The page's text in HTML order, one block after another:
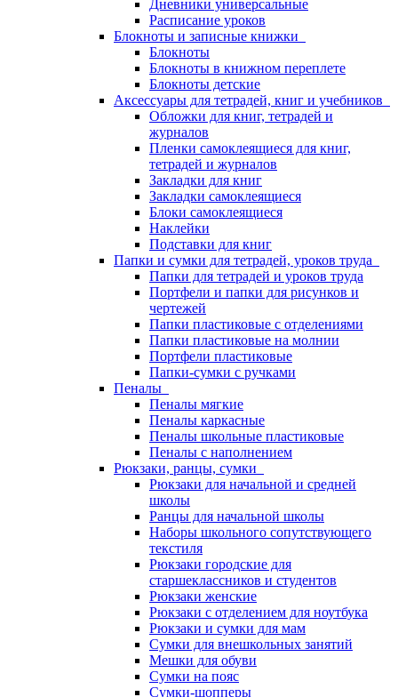
Дневники универсальные
Расписание уроков
Блокноты и записные книжки
Блокноты
Блокноты в книжном переплете
Блокноты детские
Аксессуары для тетрадей, книг и учебников
Обложки для книг, тетрадей и
журналов
Пленки самоклеящиеся для книг,
тетрадей и журналов
Закладки для книг
Закладки самоклеящиеся
Блоки самоклеящиеся
Наклейки
Подставки для книг
Папки и сумки для тетрадей, уроков труда
Папки для тетрадей и уроков труда
Портфели и папки для рисунков и
чертежей
Папки пластиковые с отделениями
Папки пластиковые на молнии
Портфели пластиковые
Папки-сумки с ручками
Пеналы
Пеналы мягкие
Пеналы каркасные
Пеналы школьные пластиковые
Пеналы с наполнением
Рюкзаки, ранцы, сумки
Рюкзаки для начальной и средней
школы
Ранцы для начальной школы
Наборы школьного сопутствующего
текстиля
Рюкзаки городские для
старшеклассников и студентов
Рюкзаки женские
Рюкзаки с отделением для ноутбука
Рюкзаки и сумки для мам
Сумки для внешкольных занятий
Мешки для обуви
Сумки на пояс
Сумки-шопперы